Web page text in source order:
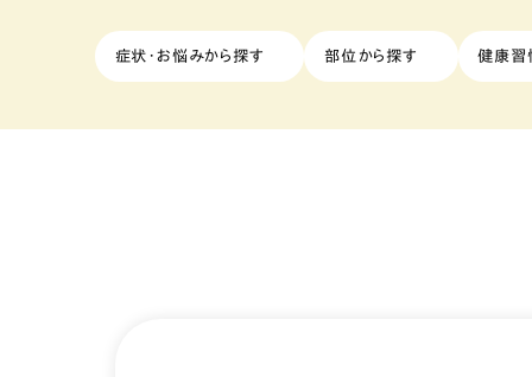
症状・お悩みから探す 部位から探す 健康習